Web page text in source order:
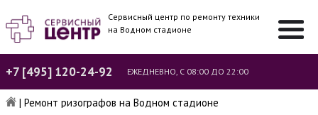
Сервисный центр по ремонту техники
на Водном стадионе
+7 [495] 120-24-92 ЕЖЕДНЕВНО, С 08:00 ДО 22:00
| Ремонт ризографов на Водном стадионе